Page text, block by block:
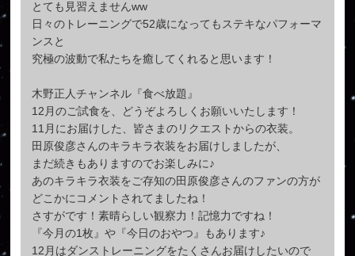
とても見習えません‪w‪w
日々のトレーニングで52歳になってもステキなパフォーマ
ンスと
究極の波動で私たちを癒してくれると思います！
木野正人チャンネル『食べ放題』
12月のご試食を、どうぞよろしくお願いいたします！
11月にお届けした、皆さまのリクエストからの衣装。
田原俊彦さんのキラキラ衣装をお届けしましたが、
まだ続きもありますのでお楽しみに♪
あのキラキラ衣装をご存知の田原俊彦さんのファンの方が
どこかにコメントされてましたね！
さすがです！素晴らしい観察力！記憶力ですね！
『今月の1枚』や『今日のおやつ』もあります♪
12月はダンストレーニングをたくさんお届けしたいので